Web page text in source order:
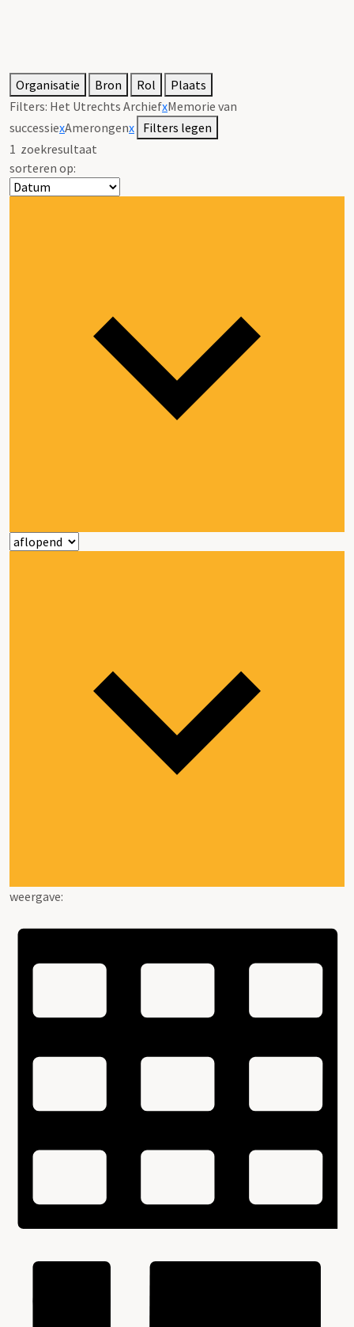
Organisatie Bron Rol
Plaats
Filters: Het Utrechts ArchiefxMemorie van
successiexAmerongenx Filters legen
1 zoekresultaat
sorteren op:
weergave: